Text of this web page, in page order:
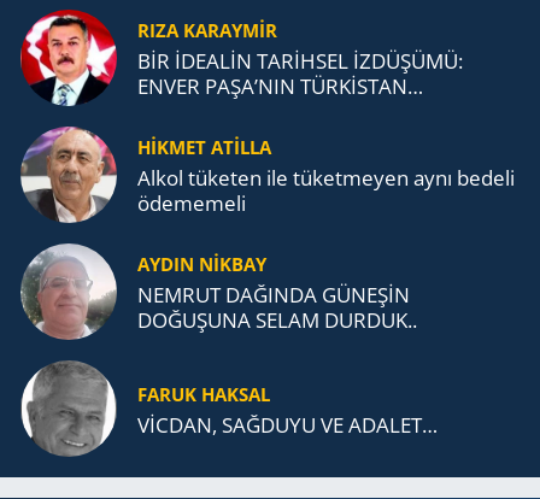
RIZA KARAYMIR
BİR İDEALİN TARİHSEL İZDÜŞÜMÜ:
ENVER PAŞA’NIN TÜRKİSTAN
TEŞKİLATI’NA UZANAN MİRASI
HİKMET ATİLLA
Alkol tü­ke­ten ile tü­ket­me­yen aynı be­de­li
öde­me­me­li
AYDIN NİKBAY
NEMRUT DAĞINDA GÜNEŞİN
DOĞUŞUNA SELAM DURDUK..
FARUK HAKSAL
VİCDAN, SAĞ­DU­YU VE ADA­LET…